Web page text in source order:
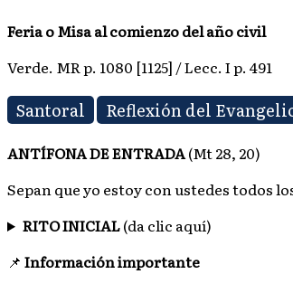
Feria o Misa al comienzo del año civil
Verde. MR p. 1080 [1125] / Lecc. I p. 491
Santoral Reflexión del
ANTÍFONA DE ENTRADA(Mt 28, 20)
Sepan que yo estoy con ustedes todos
RITO INICIAL(da clic aquí)
📌 Información importante